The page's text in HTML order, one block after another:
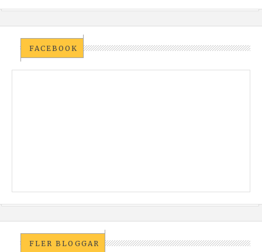
FACEBOOK
FLER BLOGGAR